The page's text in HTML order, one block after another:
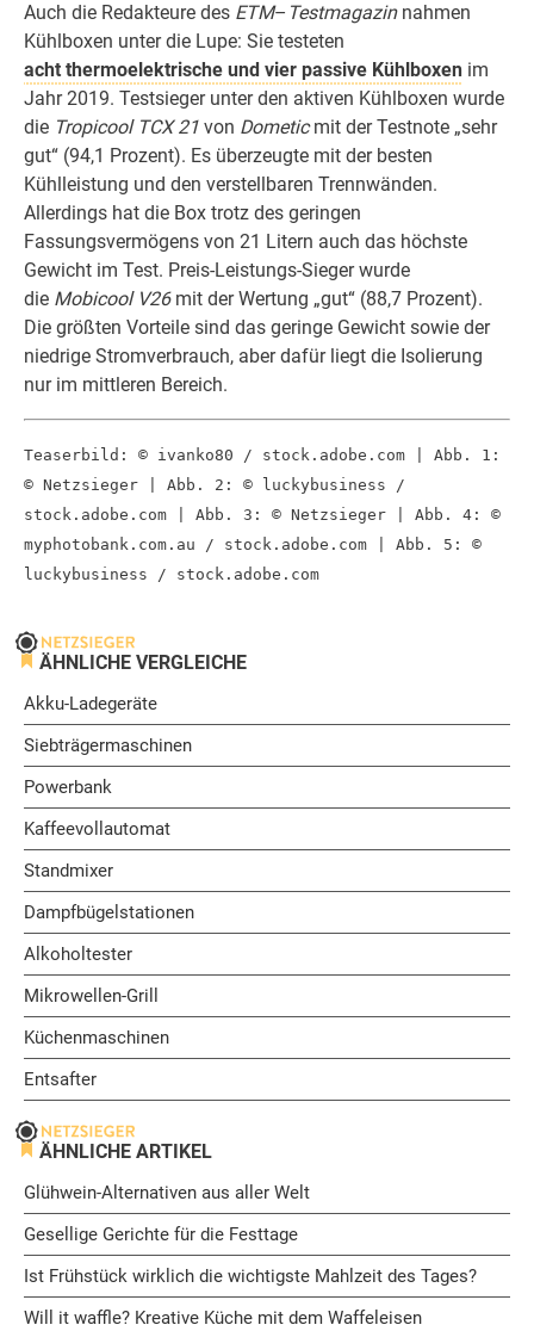
Auch die Redakteure des ETM– Testmagazinnahmen
Kühlboxen unter die Lupe: Sie testeten
acht thermoelektrische und vier passive Kühlboxen im
Jahr 2019. Testsieger unter den aktiven Kühlboxen wurde
die Tropicool TCX 21 von Dometicmit der Testnote „sehr
gut“ (94,1 Prozent). Es überzeugte mit der besten
Kühlleistung und den verstellbaren Trennwänden.
Allerdings hat die Box trotz des geringen
Fassungsvermögens von 21 Litern auch das höchste
Gewicht im Test. Preis-Leistungs-Sieger wurde
die Mobicool V26mit der Wertung „gut“ (88,7 Prozent).
Die größten Vorteile sind das geringe Gewicht sowie der
niedrige Stromverbrauch, aber dafür liegt die Isolierung
nur im mittleren Bereich.
Teaserbild: © ivanko80 / stock.adobe.com | Abb. 1:
© Netzsieger | Abb. 2: © luckybusiness /
stock.adobe.com | Abb. 3: © Netzsieger | Abb. 4: ©
myphotobank.com.au / stock.adobe.com | Abb. 5: ©
luckybusiness / stock.adobe.com
ÄHNLICHE VERGLEICHE
Akku-Ladegeräte
Siebträgermaschinen
Powerbank
Kaffeevollautomat
Standmixer
Dampfbügelstationen
Alkoholtester
Mikrowellen-Grill
Küchenmaschinen
Entsafter
ÄHNLICHE ARTIKEL
Glühwein-Alternativen aus aller Welt
Gesellige Gerichte für die Festtage
Ist Frühstück wirklich die wichtigste Mahlzeit des Tages?
Will it waffle? Kreative Küche mit dem Waffeleisen